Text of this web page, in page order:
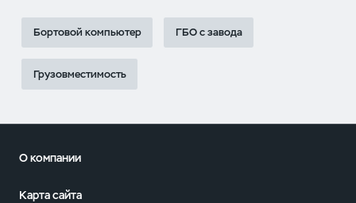
Бортовой компьютер ГБО с завода
Грузовместимость
О компании
Карта сайта